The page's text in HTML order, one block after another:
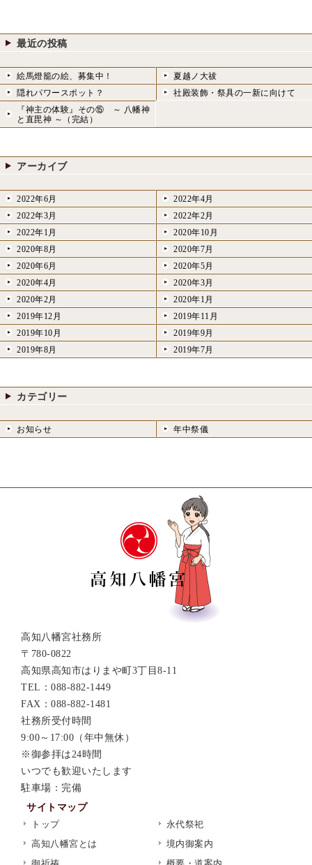
最近の投稿
絵馬燈籠の絵、募集中！
夏越ノ大祓
隠れパワースポット？
社殿装飾・祭具の一新に向けて
『神主の体験』その⑮ ～ 八幡神
と直毘神 ～（完結）
アーカイブ
2022年6月
2022年4月
2022年3月
2022年2月
2022年1月
2020年10月
2020年8月
2020年7月
2020年6月
2020年5月
2020年4月
2020年3月
2020年2月
2020年1月
2019年12月
2019年11月
2019年10月
2019年9月
2019年8月
2019年7月
カテゴリー
お知らせ 年中祭儀
高知八幡宮社務所
〒780-0822
高知県高知市はりまや町3丁目8-11
TEL：088-882-1449
FAX：088-882-1481
社務所受付時間
9:00～17:00（年中無休）
※御参拝は24時間
いつでも歓迎いたします
駐車場：完備
サイトマップ
トップ
高知八幡宮とは
永代祭祀
境内御案内